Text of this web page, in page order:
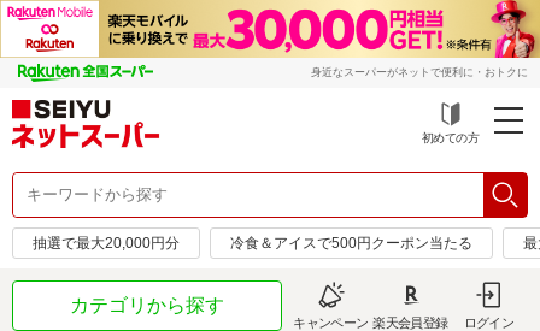
身近なスーパーがネットで便利に・おトクに
初めての方
抽選で最大20,000円分 冷食＆アイスで500円クーポン当たる
カテゴリから探す
キャンペーン 楽天会員登録 ログイン